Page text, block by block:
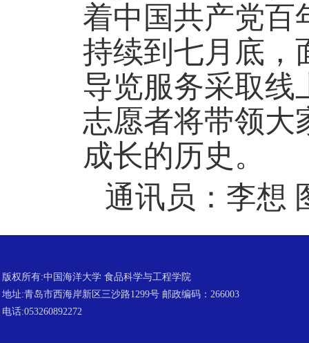
着中国共产党百
持续到七月底，
导览服务采取线
志愿者将带领大
成长的历史。
通讯员：李想
版权所有:中国海洋大学 食品科学与工程学院
地址:青岛市西海岸新区三沙路1299号 邮政编码：266003
电话:053260892272